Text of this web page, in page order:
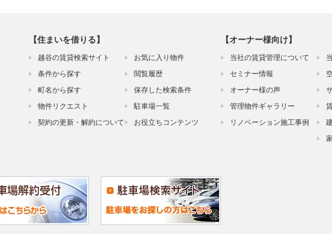
【住まいを借りる】
越谷の賃貸検索サイト
条件から探す
町名から探す
物件リクエスト
契約の更新・解約について
お気に入り物件
閲覧履歴
保存した検索条件
駐車場一覧
お役立ちコンテンツ
【オーナー様向け】
当社の賃貸管理について
セミナー情報
オーナー様の声
管理物件ギャラリー
リノベーション施工事例